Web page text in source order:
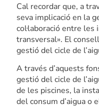
Cal recordar que, a
seva implicació en la
col·laboració entre
transversal». El
gestió del cicle de
A través d’aquests
gestió del cicle de
de les piscines, la
del consum d’aigua o